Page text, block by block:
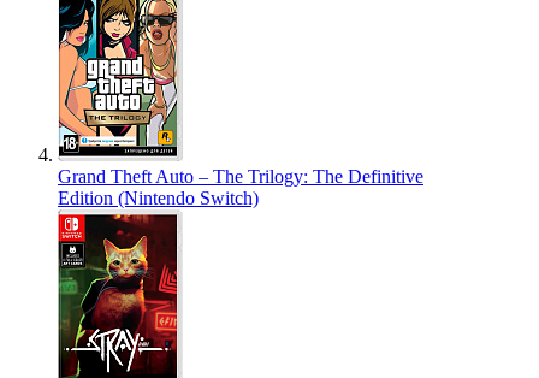
Grand Theft Auto – The Trilogy: The Definitive
Edition (Nintendo Switch)